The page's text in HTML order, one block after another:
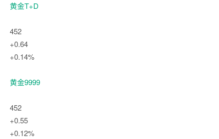
黄金T+D
452
+0.64
+0.14%
黄金9999
452
+0.55
+0.12%